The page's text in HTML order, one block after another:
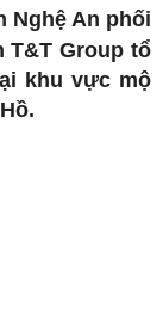
Nghệ An phối
T&T Group tổ
khu vực mộ